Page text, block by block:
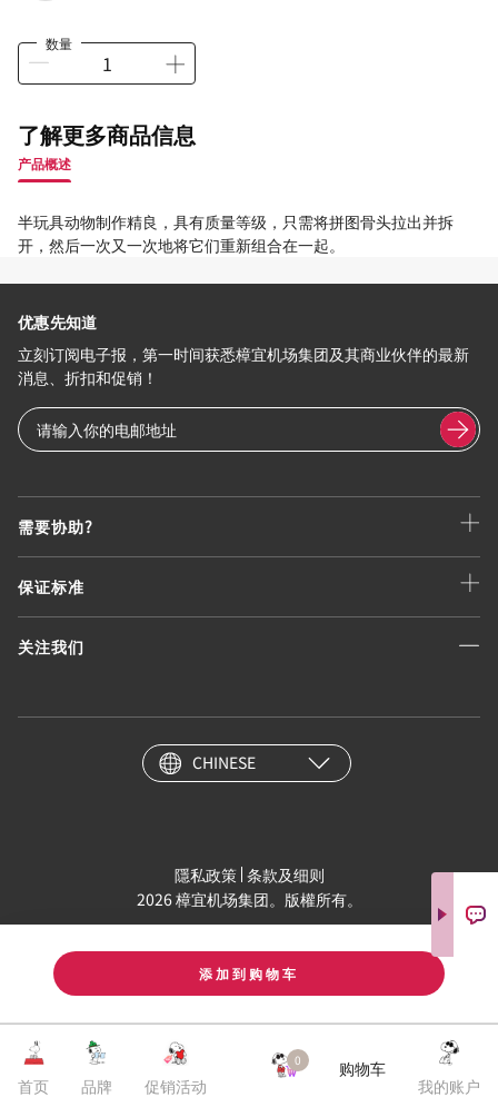
首页 品牌 促销活动
0
购物车
我的账户
添加到购物车
数量
了解更多商品信息
产品概述
半玩具动物制作精良，具有质量等级，只需将拼图骨头拉出并拆
开，然后一次又一次地将它们重新组合在一起。
需要协助?
保证标准
关注我们
优惠先知道
立刻订阅电子报，第一时间获悉樟宜机场集团及其商业伙伴的最新
消息、折扣和促销！
CHINESE
隱私政策 条款及细则
2026 樟宜机场集团。版權所有。